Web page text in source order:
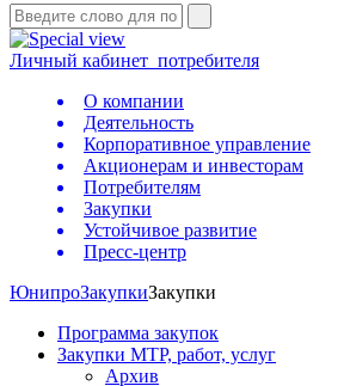
Личный кабинет потребителя
О компании
Деятельность
Корпоративное управление
Акционерам и инвесторам
Потребителям
Закупки
Устойчивое развитие
Пресс-центр
ЮнипроЗакупкиЗакупки
Программа закупок
Закупки МТР, работ, услуг
Архив